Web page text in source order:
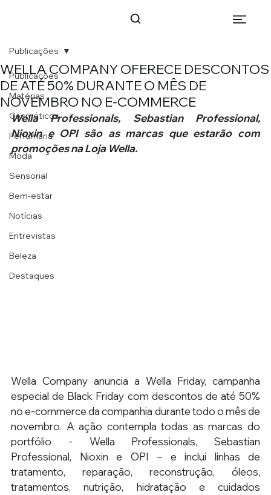
Publicações
Matérias
Cosméticos
Perfumaria
Moda
Sensorial
Bem-estar
Notícias
Entrevistas
Beleza
Destaques
Publicações
WELLA COMPANY OFERECE DESCONTOS
DE ATÉ 50% DURANTE O MÊS DE
NOVEMBRO NO E-COMMERCE
Wella Professionals, Sebastian Professional,
Nioxin e OPI são as marcas que estarão com
promoções na Loja Wella.
Wella Company anuncia a Wella Friday, campanha
especial de Black Friday com descontos de até 50%
no e-commerce da companhia durante todo o mês de
novembro. A ação contempla todas as marcas do
portfólio - Wella Professionals, Sebastian
Professional, Nioxin e OPI – e inclui linhas de
tratamento, reparação, reconstrução, óleos,
tratamentos, nutrição, hidratação e cuidados